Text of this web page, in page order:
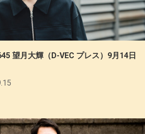
望月大輝（D-VEC プレス）9月14日